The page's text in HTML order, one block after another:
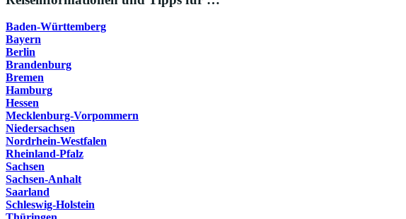
Baden-Württemberg
Bayern
Berlin
Brandenburg
Bremen
Hamburg
Hessen
Mecklenburg-Vorpommern
Niedersachsen
Nordrhein-Westfalen
Rheinland-Pfalz
Sachsen
Sachsen-Anhalt
Saarland
Schleswig-Holstein